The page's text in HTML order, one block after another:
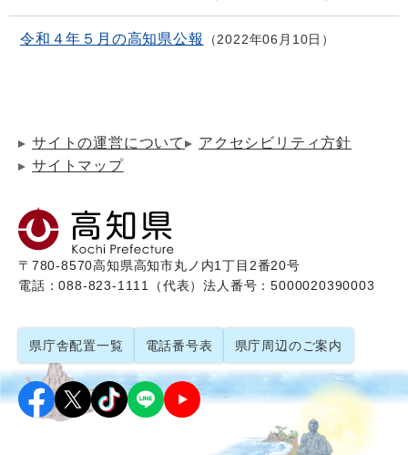
令和４年５月の高知県公報 2022年06月10日
サイトの運営について
アクセシビリティ方針
サイトマップ
〒780-8570高知県高知市丸ノ内1丁目2番20号
電話：088-823-1111（代表）法人番号：5000020390003
県庁舎配置一覧 電話番号表 県庁周辺のご案内